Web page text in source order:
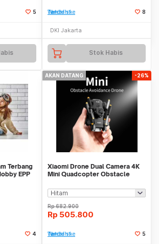
5 Tambah ke Watchlist 8
DKI Jakarta
Stok Habis
Terbang
EPP
4
AKAN DATANG -26%
Xiaomi Drone Dual Camera 4K
Mini Quadcopter Obstacle
Rp682.900
Rp 505.800
Tambah ke Watchlist 5